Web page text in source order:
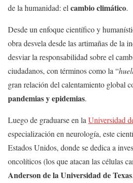
de la humanidad: el cambio climático.
Desde un enfoque científico y
obra desvela desde las artimañas de la
desviar la responsabilidad sobre el
ciudadanos, con términos como la “
gran relación del calentamiento global
pandemias y epidemias.
Luego de graduarse en la Universidad
especialización en neurología, este
Estados Unidos, donde se dedica a
oncolíticos (los que atacan las células
Anderson de la Universidad de Texas